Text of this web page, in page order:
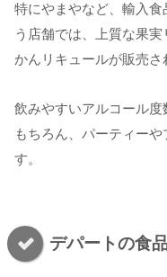
特にやまやなど、輸入
う店舗では、上質な果
かんリキュールが販売さ
飲みやすいアルコール
もちろん、パーティー
す。
デパートの食